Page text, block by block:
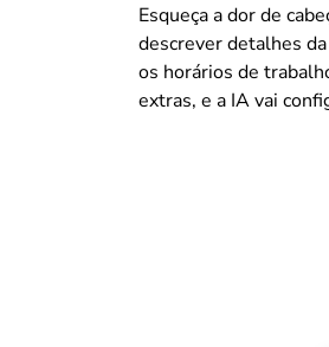
Esqueça a dor de
descrever detalhes
os horários de
extras, e a IA vai